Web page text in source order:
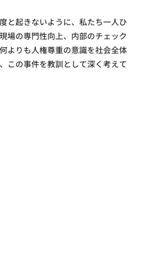
と起きないように、私たち一人ひ
場の専門性向上、内部のチェック
よりも人権尊重の意識を社会全体
この事件を教訓として深く考えて